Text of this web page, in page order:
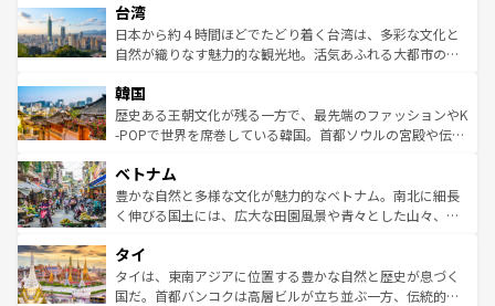
ならではの贅沢な旅のスタイルだ。 なお、新着のアメリカ
情報はコンテンツ一覧を参照してほしい。
れるおもてなしの心で訪れる人々を迎えてくれるハワイの
人々、おいしいローカルフードやハワイアンミュージッ
ク、伝統的なフラダンスなど、すべてがハワイの魅力を彩
ワイを、存分に味わってほしい。 なお、新着のハワイ情報
はコンテンツ一覧を参照してほしい。
リアリーフや大陸中央部にそびえるウルル（エアーズロッ
ク）、タスマニアの美しい原生林やケアンズの熱帯雨林な
ど、見どころがたくさん。また、カフェやワイン、オージ
いる。アクティビティも充実しており、サーフィンやダイ
ビング、ハイキングなど、アウトドア好きにはたまらな
い。オーストラリアの多彩な魅力を存分に味わいつくそ
参照してほしい。
台湾
日本から約４時間ほどでたどり着く台湾は、多彩な文化と
自然が織りなす魅力的な観光地。活気あふれる大都市の台
ン）、静ひつな山岳地帯である台湾東部など、都市の喧騒
と山間の静けさが共存しており、訪れる人に新しい発見と
驚きをもたらしてくれる。また、奥深い台湾の食文化も魅
容にもいいと評判のスイーツなど、バラエティ豊かな料理
が味わえる。 なお、新着の台湾情報は コンテンツ一覧を参
照してほしい。
韓国
歴史ある王朝文化が残る一方で、最先端のファッションやK
-POPで世界を席巻している韓国。首都ソウルの宮殿や伝統
き、地方に足を延ばせば四季折々の自然美を楽しむことが
できる。そして、キムチや焼肉、絶品のストリートフード
まで、さまざまな韓国料理が待っている。夜には、韓国な
リティに包まれながら、韓国の多彩な魅力を心ゆくまで味
わってみてほしい。 なお、新着の韓国情報はコンテンツ一
覧を参照してほしい。
ベトナム
豊かな自然と多様な文化が魅力的なベトナム。南北に細長
く伸びる国土には、広大な田園風景や青々とした山々、世
急速な発展と共に伝統が息づく。ハノイの古い町並みやホ
ーチミン市のフランス統治時代の建物も、独特の雰囲気を
醸し出している。また、バラエティの豊かさとおいしさで
タイ
タイは、東南アジアに位置する豊かな自然と歴史が息づく
国だ。首都バンコクは高層ビルが立ち並ぶ一方、伝統的な